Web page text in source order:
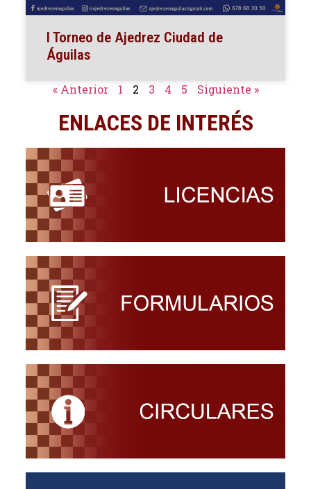
I Torneo de Ajedrez Ciudad de
Águilas
« Anterior 1 2 3 4 5 Siguiente »
ENLACES DE INTERÉS